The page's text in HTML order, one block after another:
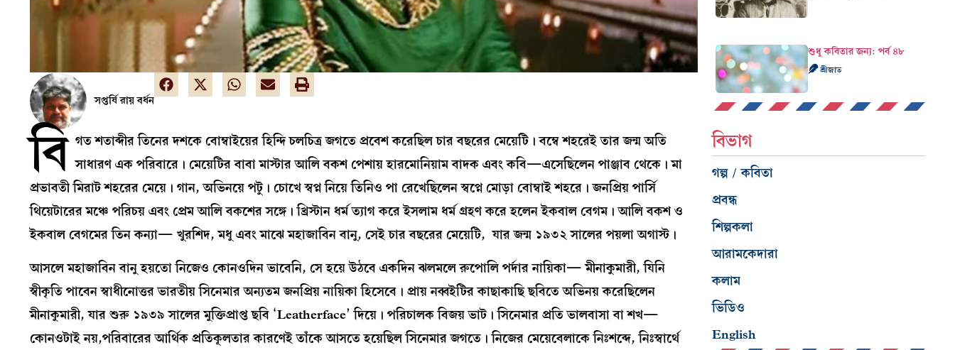
সপ্তর্ষি রায় বর্ধন
বি গত শতাব্দীর তিনের দশকে বোম্বাইয়ের হিন্দি চলচিত্র জগতে প্রবেশ করেছিল চার বছরের মেয়েটি। বম্বে শহরেই তার জন্ম অতি
সাধারণ এক পরিবারে। মেয়েটির বাবা মাস্টার আলি বকশ পেশায় হারমোনিয়াম বাদক এবং কবি—এসেছিলেন পাঞ্জাব থেকে। মা
প্রভাবতী মিরাট শহরের মেয়ে। গান, অভিনয়ে পটু। চোখে স্বপ্ন নিয়ে তিনিও পা রেখেছিলেন স্বপ্নে মোড়া বোম্বাই শহরে। জনপ্রিয় পার্সি
থিয়েটারের মঞ্চে পরিচয় এবং প্রেম আলি বকশের সঙ্গে। খ্রিস্টান ধর্ম ত্যাগ করে ইসলাম ধর্ম গ্রহণ করে হলেন ইকবাল বেগম। আলি বকশ ও
ইকবাল বেগমের তিন কন্যা— খুরশিদ, মধু এবং মাঝে মহাজাবিন বানু, সেই চার বছরের মেয়েটি, যার জন্ম ১৯৩২ সালের পয়লা অগাস্ট।
আসলে মহাজাবিন বানু হয়তো নিজেও কোনওদিন ভাবেনি, সে হয়ে উঠবে একদিন ঝলমলে রুপোলি পর্দার নায়িকা— মীনাকুমারী, যিনি
স্বীকৃতি পাবেন স্বাধীনোত্তর ভারতীয় সিনেমার অন্যতম জনপ্রিয় নায়িকা হিসেবে। প্রায় নব্বইটির কাছাকাছি ছবিতে অভিনয় করেছিলেন
মীনাকুমারী, যার শুরু ১৯৩৯ সালের মুক্তিপ্রাপ্ত ছবি ‘Leatherface’ দিয়ে। পরিচালক বিজয় ভাট। সিনেমার প্রতি ভালবাসা বা শখ—
কোনওটাই নয়,পরিবারের আর্থিক প্রতিকূলতার কারণেই তাঁকে আসতে হয়েছিল সিনেমার জগতে। নিজের মেয়েবেলাকে নিঃশব্দে, নিঃস্বার্থে
শুধু কবিতার জন্য: পর্ব ৪৮
শ্রীজাত
বিভাগ
গল্প / কবিতা
প্রবন্ধ
শিল্পকলা
আরামকেদারা
কলাম
ভিডিও
English